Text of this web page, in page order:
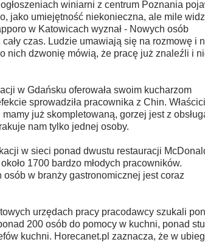
winiarni z centrum Poznania
jako umiejętność niekonieczna, ale mile
w Katowicach wyznał - Nowych osób
czas. Ludzie umawiają się na rozmowę i
nich dzwonię mówią, że pracę już znaleźli i
w Gdańsku oferowała swoim kucharzom
sprowadziła pracownika z Chin.
już skompletowaną, gorzej jest z
nam tylko jednej osoby.
w sieci ponad dwustu restauracji
1700 bardzo młodych pracowników.
osób w branży gastronomicznej jest coraz
urzędach pracy pracodawcy szukali
200 osób do pomocy w kuchni, ponad stu
kuchni. Horecanet.pl zaznacza, że w